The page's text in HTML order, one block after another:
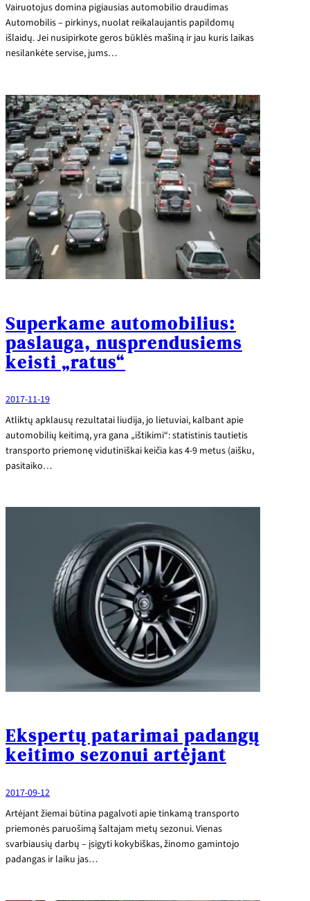
Vairuotojus domina pigiausias automobilio draudimas
Automobilis – pirkinys, nuolat reikalaujantis papildomų
išlaidų. Jei nusipirkote geros būklės mašiną ir jau kuris laikas
nesilankėte servise, jums…
Superkame automobilius:
paslauga, nusprendusiems
keisti „ratus“
2017-11-19
Atliktų apklausų rezultatai liudija, jo lietuviai, kalbant apie
automobilių keitimą, yra gana „ištikimi“: statistinis tautietis
transporto priemonę vidutiniškai keičia kas 4-9 metus (aišku,
pasitaiko…
Ekspertų patarimai padangų
keitimo sezonui artėjant
2017-09-12
Artėjant žiemai būtina pagalvoti apie tinkamą transporto
priemonės paruošimą šaltajam metų sezonui. Vienas
svarbiausių darbų – įsigyti kokybiškas, žinomo gamintojo
padangas ir laiku jas…